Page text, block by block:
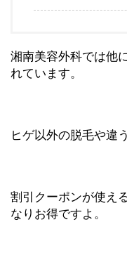
湘南美容外科では他
れています。
ヒゲ以外の脱毛や違
割引クーポンが使え
なりお得ですよ。